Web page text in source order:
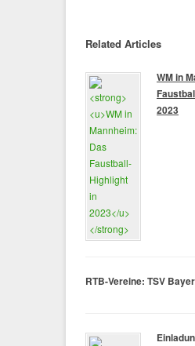
Related Articles
WM in
2023
RTB-Vereine: TSV